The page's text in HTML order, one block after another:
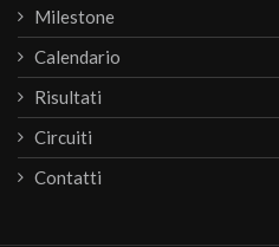
Milestone
Calendario
Risultati
Circuiti
Contatti